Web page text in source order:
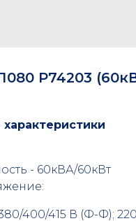
Р74203
- 60кВА/60кВт
400/415 В (Ф-Ф);